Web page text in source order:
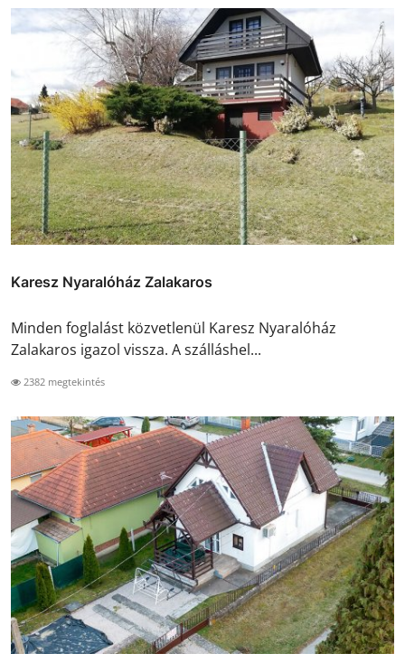
Karesz Nyaralóház Zalakaros
Minden foglalást közvetlenül Karesz Nyaralóház
Zalakaros igazol vissza. A szálláshel...
2382 megtekintés